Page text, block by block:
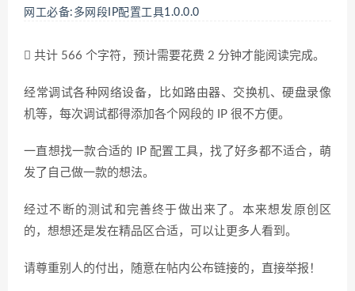
网工必备:多网段IP配置工具1.0.0.0
共计 566 个字符，预计需要花费 2 分钟才能阅读完成。
经常调试各种网络设备，比如路由器、交换机、硬盘录像
机等，每次调试都得添加各个网段的 IP 很不方便。
一直想找一款合适的 IP 配置工具，找了好多都不适合，萌
发了自己做一款的想法。
经过不断的测试和完善终于做出来了。本来想发原创区
的，想想还是发在精品区合适，可以让更多人看到。
请尊重别人的付出，随意在帖内公布链接的，直接举报！